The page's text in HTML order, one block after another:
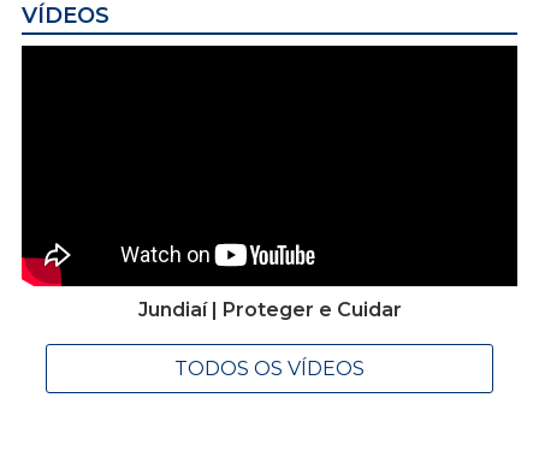
VÍDEOS
Jundiaí | Proteger e Cuidar
TODOS OS VÍDEOS